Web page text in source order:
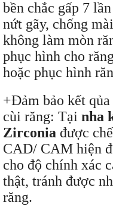
bền chắc gấp 7
nứt gãy, chống
không làm mòn
phục hình cho
hoặc phục hình
+Đảm bảo kết
cùi răng: Tại nha
Zirconia được
CAD/ CAM hiện
cho độ chính xác
thật, tránh được
răng.